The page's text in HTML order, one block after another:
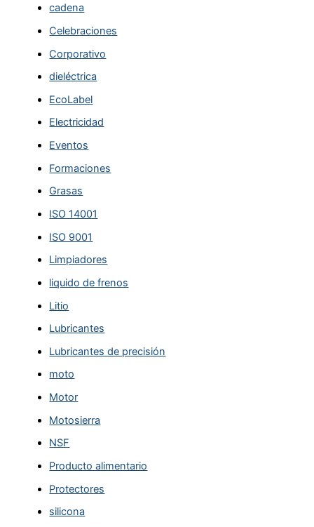
cadena
Celebraciones
Corporativo
dieléctrica
EcoLabel
Electricidad
Eventos
Formaciones
Grasas
ISO 14001
ISO 9001
Limpiadores
liquido de frenos
Litio
Lubricantes
Lubricantes de precisión
moto
Motor
Motosierra
NSF
Producto alimentario
Protectores
silicona